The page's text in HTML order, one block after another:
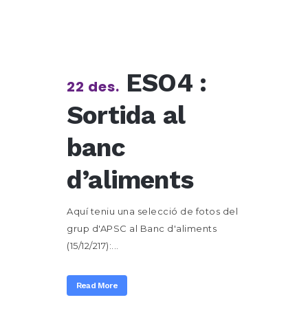
22 des. ESO4 :
Sortida al
banc
d’aliments
Aquí teniu una selecció de fotos del
grup d'APSC al Banc d'aliments
(15/12/217):...
Read More